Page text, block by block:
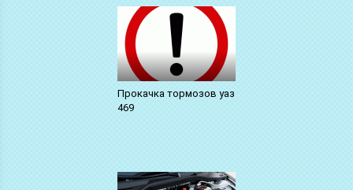
Прокачка тормозов уаз
469